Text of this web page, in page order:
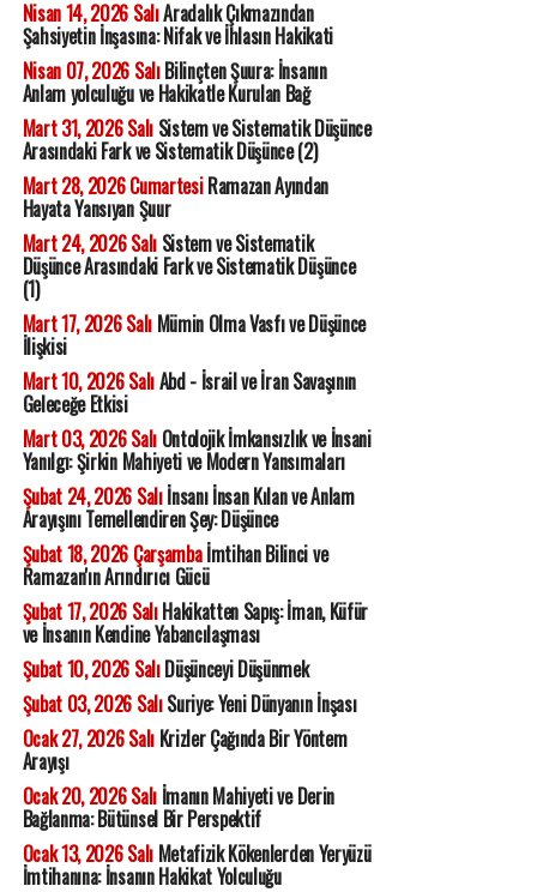
Nisan 14, 2026 SalıAradalık Çıkmazından
Şahsiyetin İnşasına: Nifak ve İhlasın Hakikati
Nisan 07, 2026 SalıBilinçten Şuura: İnsanın
Anlam yolculuğu ve Hakikatle Kurulan Bağ
Mart 31, 2026 SalıSistem ve Sistematik Düşünce
Arasındaki Fark ve Sistematik Düşünce (2)
Mart 28, 2026 CumartesiRamazan Ayından
Hayata Yansıyan Şuur
Mart 24, 2026 SalıSistem ve Sistematik
Düşünce Arasındaki Fark ve Sistematik Düşünce
(1)
Mart 17, 2026 SalıMümin Olma Vasfı ve Düşünce
İlişkisi
Mart 10, 2026 SalıAbd - İsrail ve İran Savaşının
Geleceğe Etkisi
Mart 03, 2026 SalıOntolojik İmkansızlık ve İnsani
Yanılgı: Şirkin Mahiyeti ve Modern Yansımaları
Şubat 24, 2026 Salıİnsanı İnsan Kılan ve Anlam
Arayışını Temellendiren Şey: Düşünce
Şubat 18, 2026 Çarşambaİmtihan Bilinci ve
Ramazan'ın Arındırıcı Gücü
Şubat 17, 2026 SalıHakikatten Sapış: İman, Küfür
ve İnsanın Kendine Yabancılaşması
Şubat 10, 2026 SalıDüşünceyi Düşünmek
Şubat 03, 2026 SalıSuriye: Yeni Dünyanın İnşası
Ocak 27, 2026 SalıKrizler Çağında Bir Yöntem
Arayışı
Ocak 20, 2026 Salıİmanın Mahiyeti ve Derin
Bağlanma: Bütünsel Bir Perspektif
Ocak 13, 2026 SalıMetafizik Kökenlerden Yeryüzü
İmtihanına: İnsanın Hakikat Yolculuğu